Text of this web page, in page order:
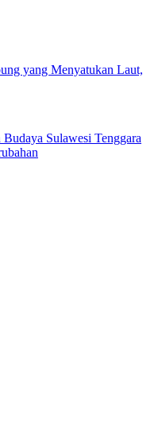
yang Menyatukan Laut,
Sulawesi Tenggara